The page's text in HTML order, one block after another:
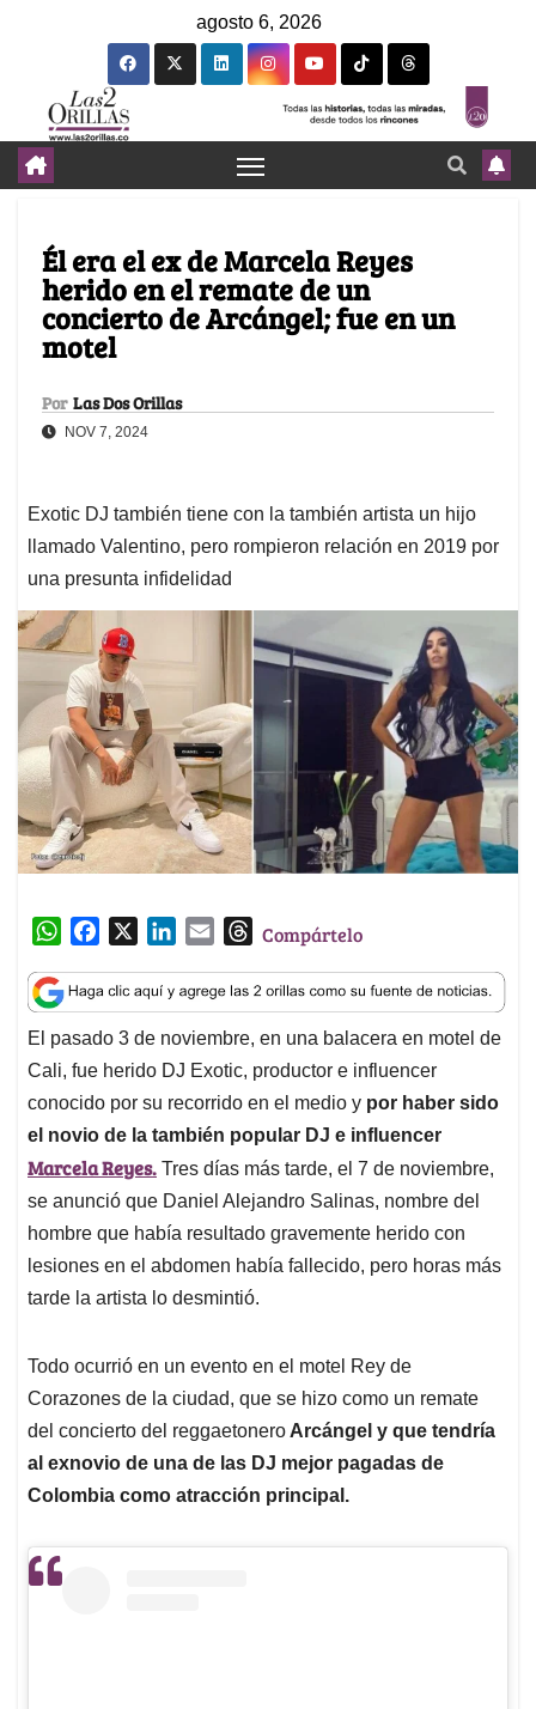
agosto 6, 2026
Él era el ex de Marcela Reyes
herido en el remate de un
concierto de Arcángel; fue en un
motel
Por Las Dos Orillas
NOV 7, 2024
Exotic DJ también tiene con la también artista un hijo
llamado Valentino, pero rompieron relación en 2019 por
una presunta infidelidad
W
a
t
s
A
p
p
c
e
b
o
o
k
n
k
e
d
I
n
a
i
l
T
r
e
a
d
s
Compártelo
El pasado 3 de noviembre, en una balacera en motel de
Cali, fue herido DJ Exotic, productor e influencer
conocido por su recorrido en el medio y por haber sido
el novio de la también popular DJ e influencer
Marcela Reyes. Tres días más tarde, el 7 de noviembre,
se anunció que Daniel Alejandro Salinas, nombre del
hombre que había resultado gravemente herido con
lesiones en el abdomen había fallecido, pero horas más
tarde la artista lo desmintió.